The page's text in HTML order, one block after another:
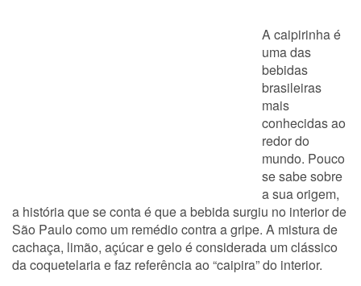
A caipirinha é
uma das
bebidas
brasileiras
mais
conhecidas ao
redor do
mundo. Pouco
se sabe sobre
a sua origem,
a história que se conta é que a bebida surgiu no interior de
São Paulo como um remédio contra a gripe. A mistura de
cachaça, limão, açúcar e gelo é considerada um clássico
da coquetelaria e faz referência ao “caipira” do interior.